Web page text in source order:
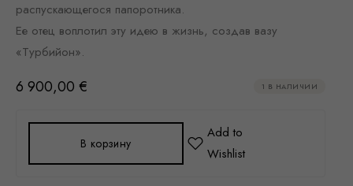
распускающегося папоротника.
Ее отец воплотил эту идею в жизнь, создав вазу
«Турбийон».
6 900,00 € 1 В НАЛИЧИИ
В корзину